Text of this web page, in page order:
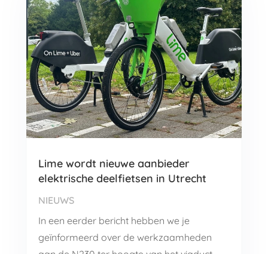
Lime wordt nieuwe aanbieder
elektrische deelfietsen in Utrecht
NIEUWS
In een eerder bericht hebben we je
geïnformeerd over de werkzaamheden